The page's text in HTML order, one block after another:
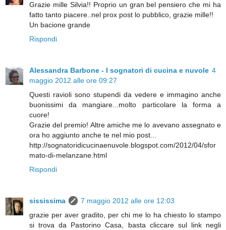
Grazie mille Silvia!! Proprio un gran bel pensiero che mi ha
fatto tanto piacere..nel prox post lo pubblico, grazie mille!!
Un bacione grande
Rispondi
Alessandra Barbone - I sognatori di cucina e nuvole 4
maggio 2012 alle ore 09:27
Questi ravioli sono stupendi da vedere e immagino anche
buonissimi da mangiare...molto particolare la forma a
cuore!
Grazie del premio! Altre amiche me lo avevano assegnato e
ora ho aggiunto anche te nel mio post...
http://sognatoridicucinaenuvole.blogspot.com/2012/04/sfor
mato-di-melanzane.html
Rispondi
sississima
7 maggio 2012 alle ore 12:03
grazie per aver gradito, per chi me lo ha chiesto lo stampo
si trova da Pastorino Casa, basta cliccare sul link negli